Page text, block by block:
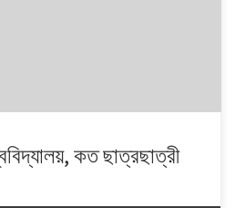
কত ছাত্রছাত্রী